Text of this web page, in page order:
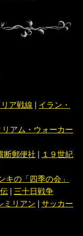
ア戦線 | イラン・
リアム・ウォーカー
断郵便社 | １９世紀
キの「四季の会」
| 三十日戦争
ミリアン | サッカー